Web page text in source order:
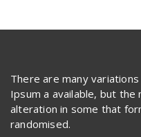
There are many
Ipsum a available, but
alteration in some that
randomised.